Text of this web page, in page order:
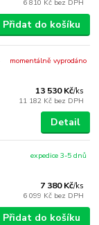
6 810 Kč bez DPH
Přidat do košíku
13 530 Kč/ks
11 182 Kč bez DPH
momentálně vyprodáno
Detail
7 380 Kč/ks
6 099 Kč bez DPH
expedice 3-5 dnů
Přidat do košíku